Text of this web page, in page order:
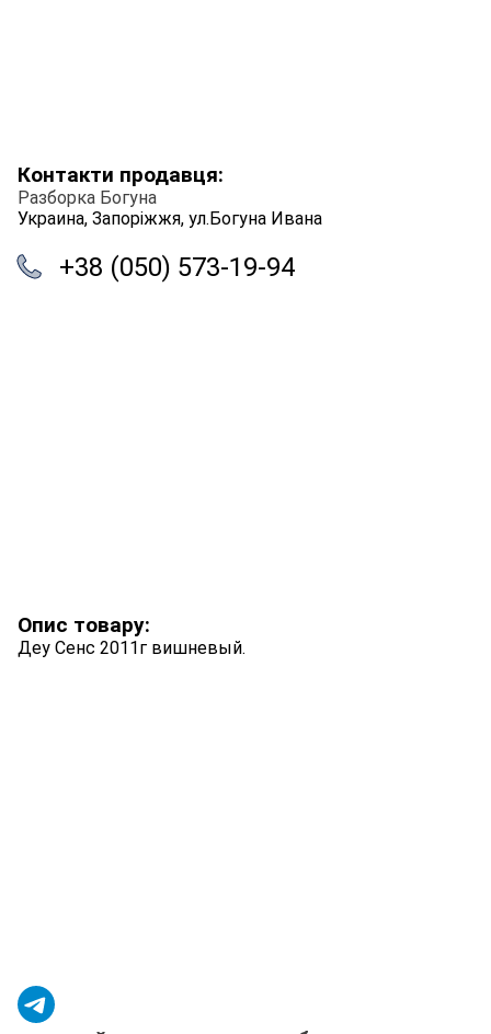
Контакти продавця:
Разборка Богуна
Украина, Запоріжжя, ул.Богуна Ивана
+38 (050) 573-19-94
Опис товару:
Деу Сенс 2011г вишневый.